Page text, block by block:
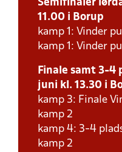
Semifinaler
11.00 i Borup
kamp 1: Vinder
kamp 1: Vinder
Finale samt 3-4
juni kl. 13.30 i
kamp 3: Finale
kamp 2
kamp 4: 3-4
kamp 2